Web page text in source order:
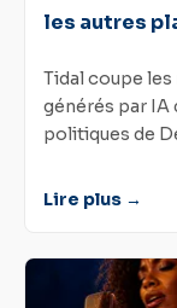
les autres
Tidal coupe les
générés par IA
politiques de
Lire plus →